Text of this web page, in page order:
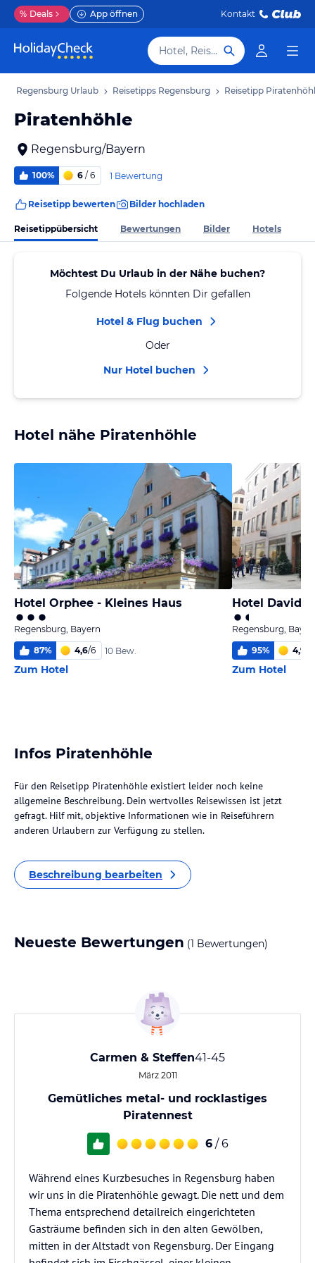
% Deals App öffnen Kontakt
Hotel, Reiseziel
Regensburg Urlaub Reisetipps Regensburg Reisetipp
Piratenhöhle
Regensburg/Bayern
100% 6 / 6 1 Bewertung
Reisetipp bewerten Bilder hochladen
Reisetippübersicht Bewertungen Bilder Hotels
Möchtest Du Urlaub in der Nähe buchen?
Folgende Hotels könnten Dir gefallen
Hotel & Flug buchen
Oder
Nur Hotel buchen
Hotel nähe Piratenhöhle
Hotel Orphee - Kleines Haus
Regensburg, Bayern
87% 4,6/6 10 Bew.
Zum Hotel
Hotel David
Regensburg,
95% 4,9
Zum Hotel
Infos Piratenhöhle
Für den Reisetipp Piratenhöhle existiert leider noch keine
allgemeine Beschreibung. Dein wertvolles Reisewissen ist jetzt
gefragt. Hilf mit, objektive Informationen wie in Reiseführern
anderen Urlaubern zur Verfügung zu stellen.
Beschreibung bearbeiten
Neueste Bewertungen (1 Bewertungen)
Carmen & Steffen41-45
März 2011
Gemütliches metal- und rocklastiges
Piratennest
6 / 6
Während eines Kurzbesuches in Regensburg haben
wir uns in die Piratenhöhle gewagt. Die nett und dem
Thema entsprechend detailreich eingerichteten
Gasträume befinden sich in den alten Gewölben,
mitten in der Altstadt von Regensburg. Der Eingang